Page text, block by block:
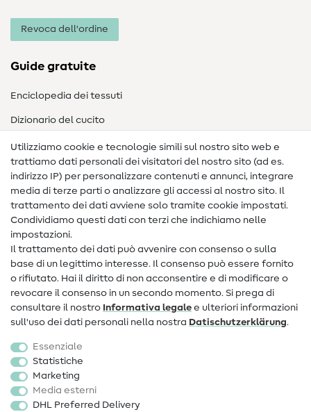
Revoca dell'ordine
Guide gratuite
Enciclopedia dei tessuti
Dizionario del cucito
Nähanleitungen
Assistenza e contatto
Contatto
Informazioni sul nuovo proprietario
FAQ
Diritto di recesso
Popolare
Accessori cucito
Sale
Utilizziamo cookie e tecnologie simili sul nostro sito web e
trattiamo dati personali dei visitatori del nostro sito (ad es.
indirizzo IP) per personalizzare contenuti e annunci, integrare
media di terze parti o analizzare gli accessi al nostro sito. Il
trattamento dei dati avviene solo tramite cookie impostati.
Condividiamo questi dati con terzi che indichiamo nelle
impostazioni.
Il trattamento dei dati può avvenire con consenso o sulla
base di un legittimo interesse. Il consenso può essere fornito
o rifiutato. Hai il diritto di non acconsentire e di modificare o
revocare il consenso in un secondo momento. Si prega di
consultare il nostro Informativa legale e ulteriori informazioni
sull'uso dei dati personali nella nostra Dati­schutz­erklärung.
Essenziale
Statistiche
Marketing
Media esterni
DHL Preferred Delivery